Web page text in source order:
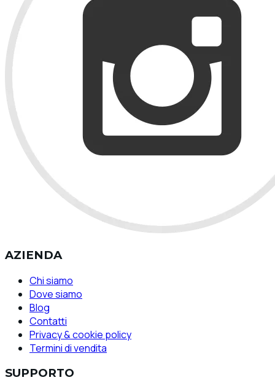
AZIENDA
Chi siamo
Dove siamo
Blog
Contatti
Privacy & cookie policy
Termini di vendita
SUPPORTO